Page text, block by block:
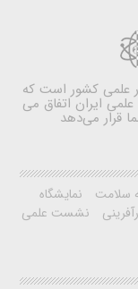
علمی کشور است که
ایران اتفاق می
قرار می‌دهد
سلامت
نمایشگاه
نشست علمی